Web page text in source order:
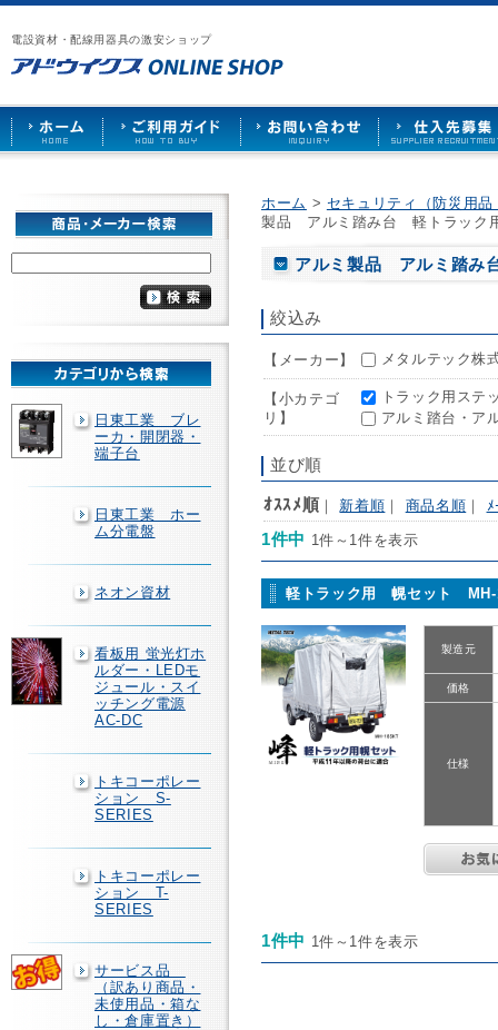
電設資材・配線用器具の激安ショップ
漏
電
ブ
レ
ー
カ
ー
や
照
ケ
ッ
ト
な
で
販
売
ア
ウ
イ
ス
HOME
ご
用
ガ
ド
お
い
合
せ
仕
先
募
日東工業 ブレ
ーカ・開閉器・
端子台
日東工業 ホー
ム分電盤
ネオン資材
看板用 蛍光灯ホ
ルダー・LEDモ
ジュール・スイ
ッチング電源
AC-DC
トキコーポレー
ション S-
SERIES
トキコーポレー
ション T-
SERIES
サービス品
（訳あり商品・
未使用品・箱な
し・倉庫置き）
ホーム > セキュリティ（防災用
製品 アルミ踏み台 軽トラック
アルミ製品 アルミ踏み
絞込み
【メーカー】 メタルテック株
【小カテゴ
リ】
トラック用ステ
アルミ踏台・ア
並び順
ｵｽｽﾒ順 ｜ 新着順 ｜ 商品名順 ｜ ﾒ
1件中 1件～1件を表示
軽トラック用 幌セット
製造元
価格
仕様
1件中 1件～1件を表示